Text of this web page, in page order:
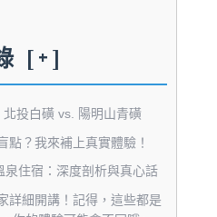
[+]
北投白磺 vs. 陽明山青磺
點？我來補上真實體驗！
泉住宿：深度剖析與真心話
詳細開講！記得，這些都是